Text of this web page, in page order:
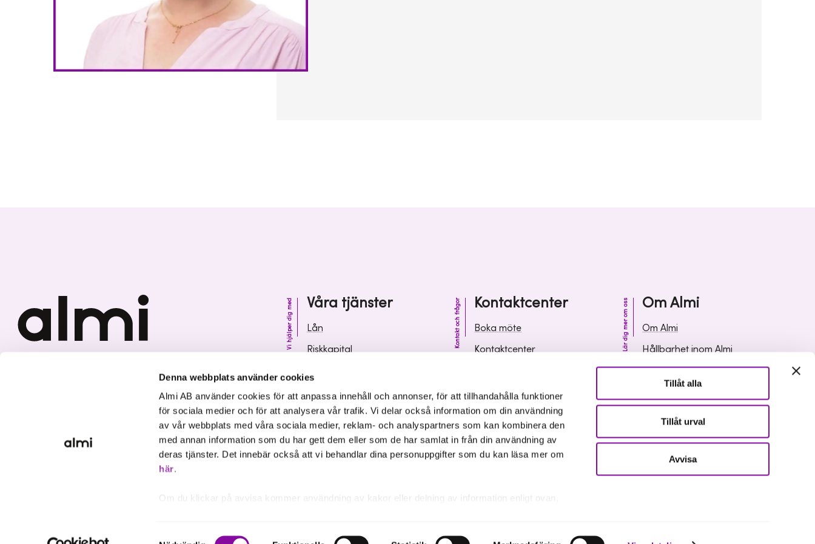
Denna webbplats använder cookies
Almi AB använder cookies för att anpassa innehåll och annonser, för att tillhandahålla funktioner
för sociala medier och för att analysera vår trafik. Vi delar också information om din användning
av vår webbplats med våra sociala medier, reklam- och analyspartners som kan kombinera den
med annan information som du har gett dem eller som de har samlat in från din användning av
deras tjänster. Det innebär också att vi behandlar dina personuppgifter som du kan läsa mer om
här.
Om du klickar på avvisa kommer användning av kakor eller delning av information enligt ovan,
Samtyckesval
Tillåt alla
Tillåt urval
Avvisa
Våra tjänster
Vi hjälper dig med
Lån
Riskkapital
Kunskap och inspiration
Kontaktcenter
Kontakt och frågor
Boka möte
Kontaktcenter
Leverantörsinformation
Om Almi
Lär dig mer om oss
Om Almi
Hållbarhet inom Almi
Organisation
Media och press